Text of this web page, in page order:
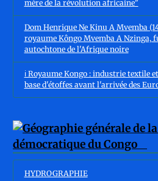
mère de la révolution africaine"
Dom Henrique Ne Kinu A Mvemba
royaume Kôngo Mvemba A Nzinga,
autochtone de l'Afrique noire
ℹ️ Royaume Kongo : industrie textile
base d'étoffes avant l'arrivée des
HYDROGRAPHIE